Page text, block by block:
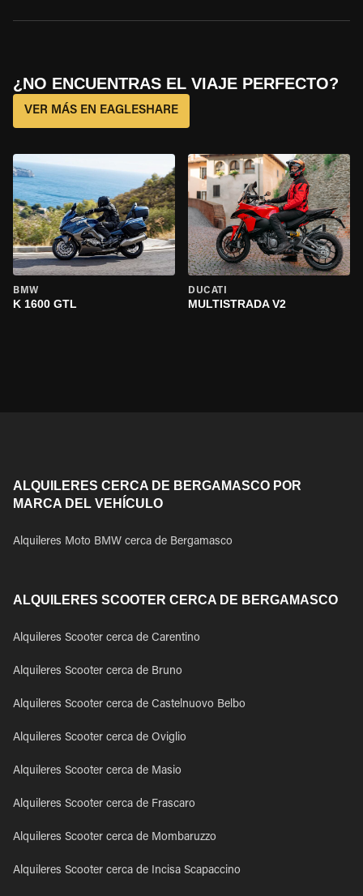
¿NO ENCUENTRAS EL VIAJE PERFECTO?
VER MÁS EN EAGLESHARE
BMW
K 1600 GTL
DUCATI
MULTISTRADA V2
ALQUILERES CERCA DE BERGAMASCO POR
MARCA DEL VEHÍCULO
Alquileres Moto BMW cerca de Bergamasco
ALQUILERES SCOOTER CERCA DE BERGAMASCO
Alquileres Scooter cerca de Carentino
Alquileres Scooter cerca de Bruno
Alquileres Scooter cerca de Castelnuovo Belbo
Alquileres Scooter cerca de Oviglio
Alquileres Scooter cerca de Masio
Alquileres Scooter cerca de Frascaro
Alquileres Scooter cerca de Mombaruzzo
Alquileres Scooter cerca de Incisa Scapaccino